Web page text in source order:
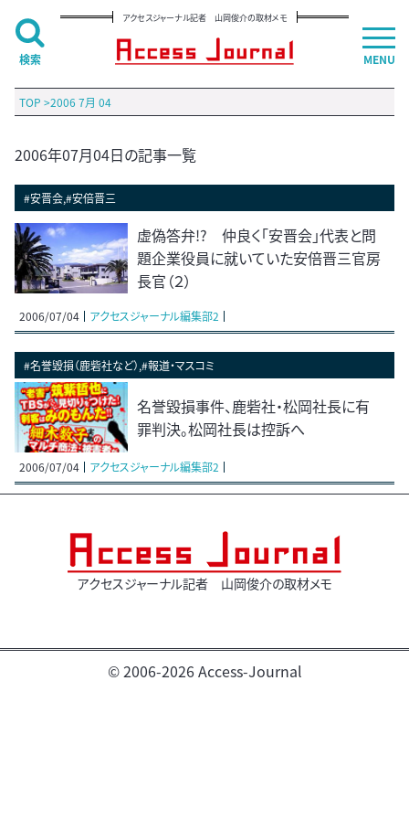
アクセスジャーナル記者 山岡俊介の取材メモ
TOP >2006 7月 04
2006年07月04日の記事一覧
#安晋会,#安倍晋三
虚偽答弁!? 仲良く「安晋会」代表と問
題企業役員に就いていた安倍晋三官房
長官（２）
2006/07/04 アクセスジャーナル編集部2
#名誉毀損（鹿砦社など）,#報道・マスコミ
名誉毀損事件、鹿砦社・松岡社長に有
罪判決。松岡社長は控訴へ
2006/07/04 アクセスジャーナル編集部2
アクセスジャーナル記者 山岡俊介の取材メモ
© 2006-2026 Access-Journal
MENU
検索